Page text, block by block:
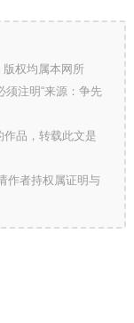
版权均属本网所
注明“来源：争先
作品，转载此文是
作者持权属证明与